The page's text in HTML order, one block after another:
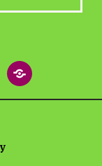
Contact
US